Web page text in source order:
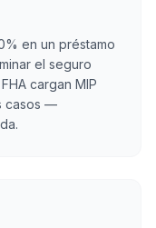
en un préstamo
el seguro
cargan MIP
casos —